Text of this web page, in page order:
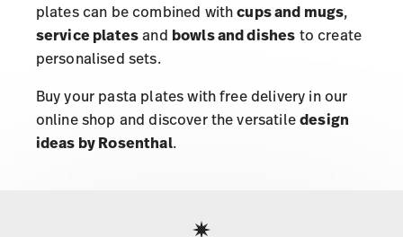
plates can be combined withcups and mugs,
service platesand bowls and dishes to create
personalised sets.
Buy your pasta plates with free delivery in our
online shop and discover the versatiledesign
ideas by Rosenthal.